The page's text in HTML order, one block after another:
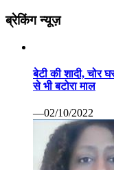
ब्रेकिंग न्यूज़
बेटी की शादी, चोर
से भी बटोरा माल
—02/10/2022